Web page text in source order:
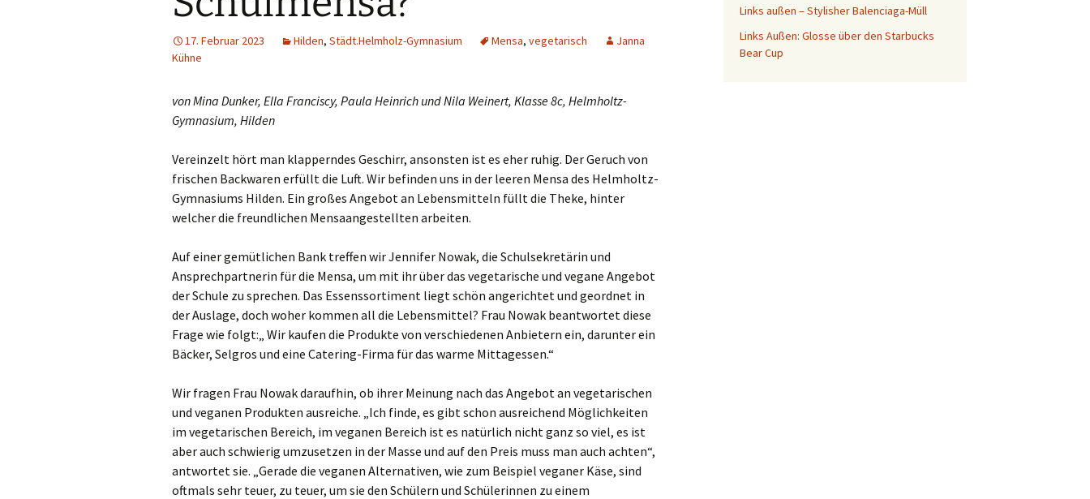
Düsseldorf
Geldern
Goch
Grefrath
Grevenbroich
Haan
Heiligenhaus
Hilden
Hückelhoven
17. Februar 2023 Hilden, Städt.Helmholz-Gymnasium Mensa, vegetarisch
Janna
Kühne
von Mina Dunker, Ella Franciscy, Paula Heinrich und Nila Weinert, Klasse 8c, Helmholtz-
Gymnasium, Hilden
Vereinzelt hört man klapperndes Geschirr, ansonsten ist es eher ruhig. Der Geruch von
frischen Backwaren erfüllt die Luft. Wir befinden uns in der leeren Mensa des Helmholtz-
Gymnasiums Hilden. Ein großes Angebot an Lebensmitteln füllt die Theke, hinter
welcher die freundlichen Mensaangestellten arbeiten.
Auf einer gemütlichen Bank treffen wir Jennifer Nowak, die Schulsekretärin und
Ansprechpartnerin für die Mensa, um mit ihr über das vegetarische und vegane Angebot
der Schule zu sprechen. Das Essenssortiment liegt schön angerichtet und geordnet in
der Auslage, doch woher kommen all die Lebensmittel? Frau Nowak beantwortet diese
Frage wie folgt:„ Wir kaufen die Produkte von verschiedenen Anbietern ein, darunter ein
Bäcker, Selgros und eine Catering-Firma für das warme Mittagessen.“
Wir fragen Frau Nowak daraufhin, ob ihrer Meinung nach das Angebot an vegetarischen
und veganen Produkten ausreiche. „Ich finde, es gibt schon ausreichend Möglichkeiten
im vegetarischen Bereich, im veganen Bereich ist es natürlich nicht ganz so viel, es ist
aber auch schwierig umzusetzen in der Masse und auf den Preis muss man auch achten“,
antwortet sie. „Gerade die veganen Alternativen, wie zum Beispiel veganer Käse, sind
oftmals sehr teuer, zu teuer, um sie den Schülern und Schülerinnen zu einem
Links außen – Stylisher Balenciaga-Müll
Links Außen: Glosse über den Starbucks
Bear Cup